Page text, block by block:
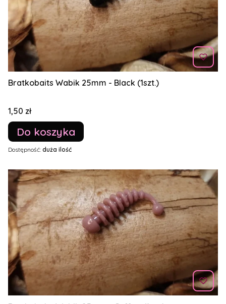
Bratkobaits Wabik 25mm - Black (1szt.)
Cena
1,50 zł
Do koszyka
Dostępność: duża ilość